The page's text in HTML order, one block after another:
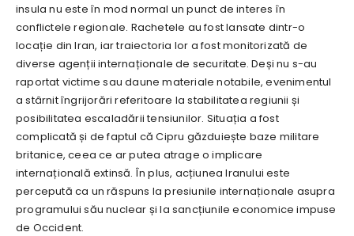
insula nu este în mod normal un punct de interes în
conflictele regionale. Rachetele au fost lansate dintr-o
locație din Iran, iar traiectoria lor a fost monitorizată de
diverse agenții internaționale de securitate. Deși nu s-au
raportat victime sau daune materiale notabile, evenimentul
a stârnit îngrijorări referitoare la stabilitatea regiunii și
posibilitatea escaladării tensiunilor. Situația a fost
complicată și de faptul că Cipru găzduiește baze militare
britanice, ceea ce ar putea atrage o implicare
internațională extinsă. În plus, acțiunea Iranului este
percepută ca un răspuns la presiunile internaționale asupra
programului său nuclear și la sancțiunile economice impuse
de Occident.